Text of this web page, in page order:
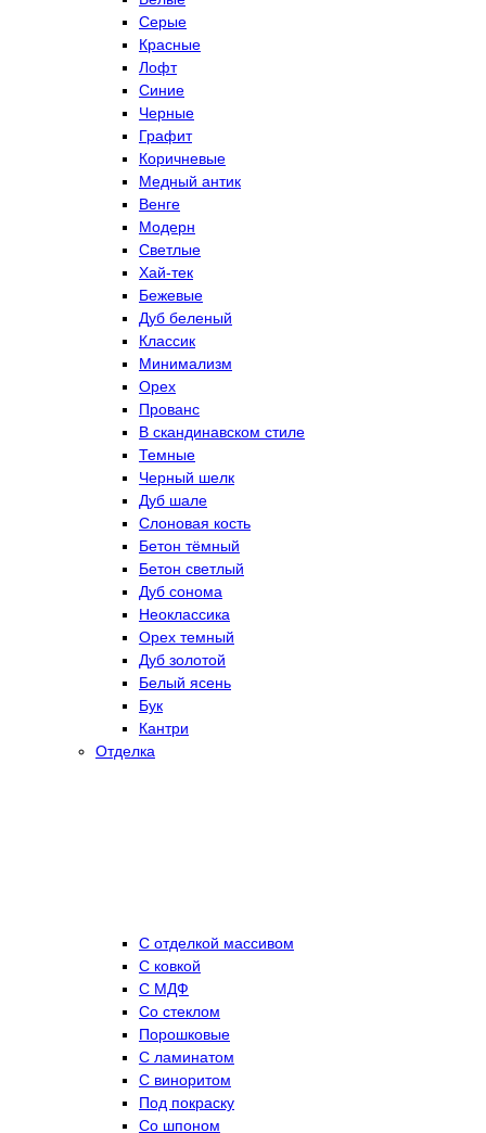
Серые
Красные
Лофт
Синие
Черные
Графит
Коричневые
Медный антик
Венге
Модерн
Светлые
Хай-тек
Бежевые
Дуб беленый
Классик
Минимализм
Орех
Прованс
В скандинавском стиле
Темные
Черный шелк
Дуб шале
Слоновая кость
Бетон тёмный
Бетон светлый
Дуб сонома
Неоклассика
Орех темный
Дуб золотой
Белый ясень
Бук
Кантри
Отделка
С отделкой массивом
С ковкой
С МДФ
Cо стеклом
Порошковые
С ламинатом
С виноритом
Под покраску
Со шпоном